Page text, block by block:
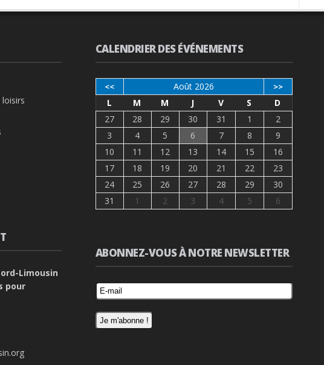
Limousin
pour
CALENDRIER DES ÉVÉNEMENTS
<< Août 2026 >>
L M M J V S
D
27
28 29 30 31 1
2
3
4 5 6 7 8
9
10
11 12 13 14 15
16
17
18 19 20 21 22
23
24
25 26 27 28 29
30
31
1 2 3 4 5 6
ABONNEZ-VOUS À NOTRE NEWSLETTER